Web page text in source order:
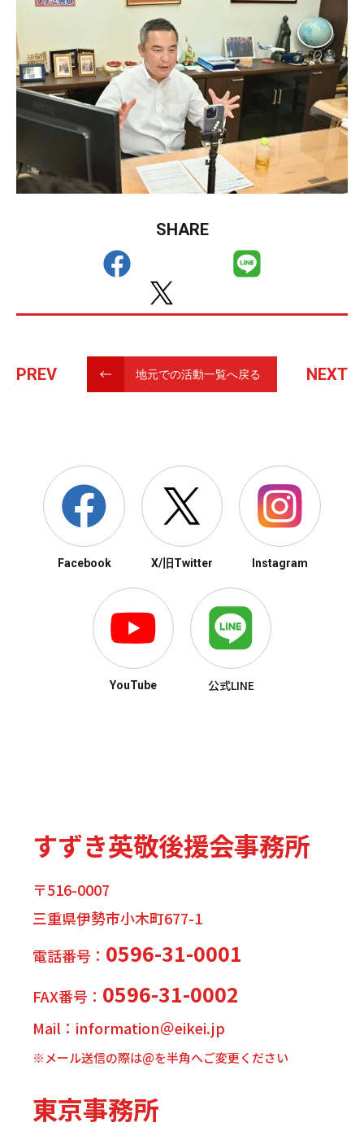
SHARE
PREV 地元での活動一覧へ戻る NEXT
Facebook X/旧Twitter Instagram
YouTube 公式LINE
すずき英敬後援会事務所
〒516-0007
三重県伊勢市小木町677-1
電話番号： 0596-31-0001
FAX番号： 0596-31-0002
Mail：information＠eikei.jp
※メール送信の際は@を半角へご変更ください
東京事務所